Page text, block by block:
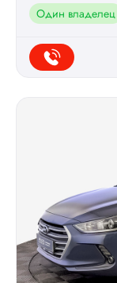
Один владелец